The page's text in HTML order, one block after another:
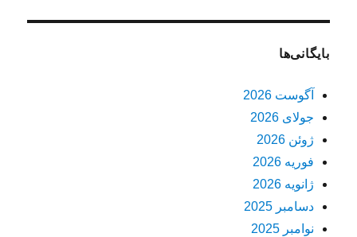
بایگانی‌ها
آگوست 2026
جولای 2026
ژوئن 2026
فوریه 2026
ژانویه 2026
دسامبر 2025
نوامبر 2025